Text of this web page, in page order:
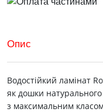
Опис
Водостійкий ламінат
як дошки натурального
з максимальним